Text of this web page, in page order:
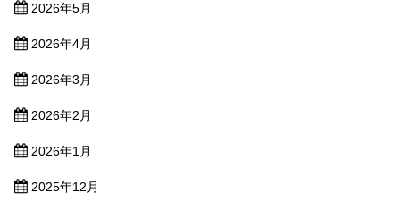
2026年5月
2026年4月
2026年3月
2026年2月
2026年1月
2025年12月